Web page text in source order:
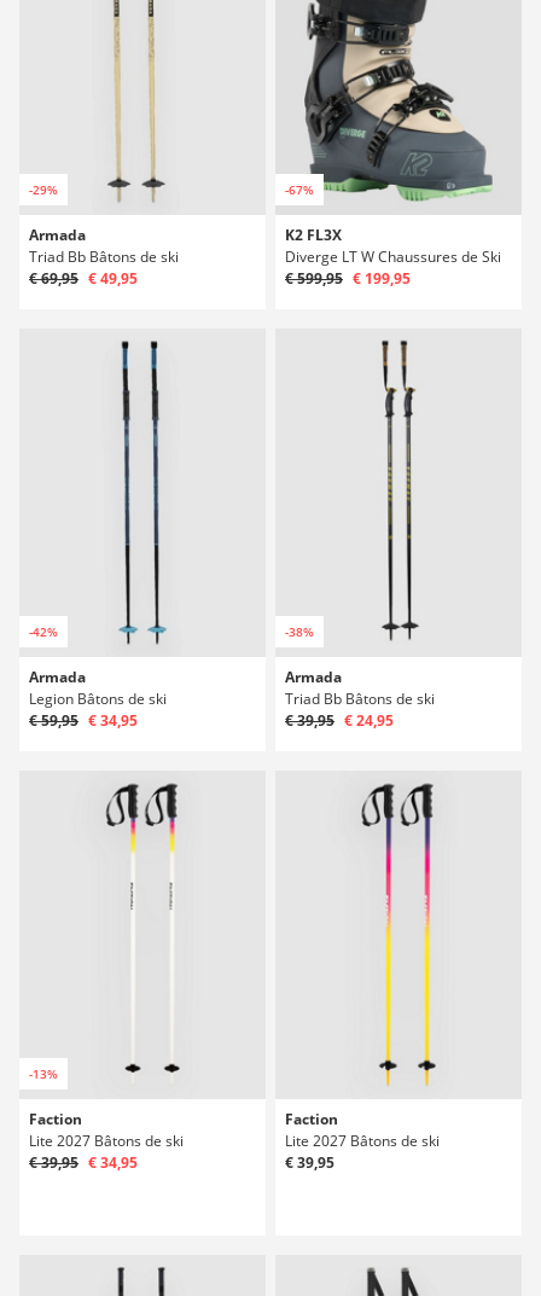
-29%
Armada
Triad Bb Bâtons de ski
€ 69,95 € 49,95
-67%
K2 FL3X
Diverge LT W Chaussures de Ski
€ 599,95 € 199,95
-42%
Armada
Legion Bâtons de ski
€ 59,95 € 34,95
-38%
Armada
Triad Bb Bâtons de ski
€ 39,95 € 24,95
-13%
Faction
Lite 2027 Bâtons de ski
€ 39,95 € 34,95
Faction
Lite 2027 Bâtons de ski
€ 39,95